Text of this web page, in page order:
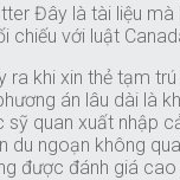
Đây là tài liệu
chiếu với luật
khi xin thẻ tạm
án lâu dài là
quan xuất nhập
du ngoạn không
được đánh giá